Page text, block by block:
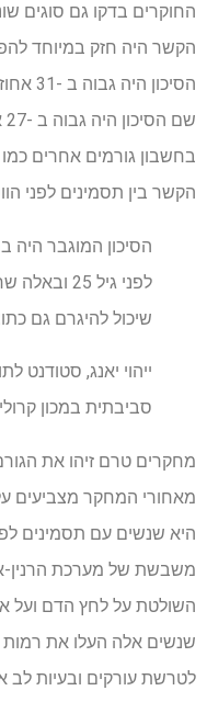
החוקרים בדקו גם סוגים
הקשר היה חזק במיוחד
הקשר בין תסמינים לפני
הסיכון המוגבר היה
לפני גיל
שיכול להיגרם גם
ייהוי יאנג, סטודנט
סביבתית במכון
מחקרים טרם זיהו את
מאחורי המחקר מצביעים
היא שנשים עם תסמינים
השולטת על לחץ הדם ועל
שנשים אלה העלו את רמות
לטרשת עורקים ובעיות לב